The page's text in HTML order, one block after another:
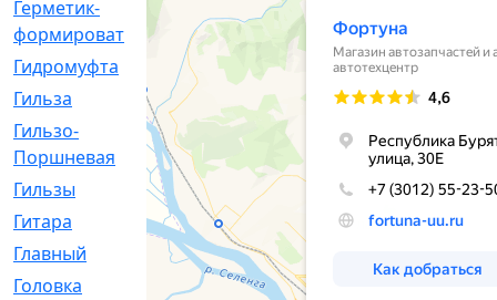
Герметик-
формирователь
Гидромуфта
[47]
Гильза
Гильзо-
Поршневая
[13]
Гильзы
[259]
Гитара
[7]
Главный
[29]
Головка
[28]